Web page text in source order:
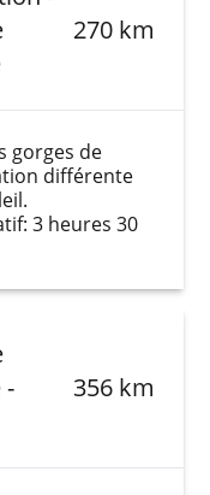
270 km
gorges de
différente
3 heures 30
-
356 km